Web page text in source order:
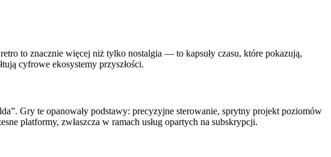
to znacznie więcej niż tylko nostalgia — to kapsuły czasu, które pokazują,
cyfrowe ekosystemy przyszłości.
Gry te opanowały podstawy: precyzyjne sterowanie, sprytny projekt poziomów
platformy, zwłaszcza w ramach usług opartych na subskrypcji.